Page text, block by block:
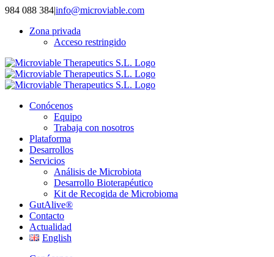
Saltar
contenido
984 088 384|info@microviable.com
Zona privada
Acceso restringido
Conócenos
Equipo
Trabaja con nosotros
Plataforma
Desarrollos
Servicios
Análisis de Microbiota
Desarrollo Bioterapéutico
Kit de Recogida de Microbioma
GutAlive®
Contacto
Actualidad
English